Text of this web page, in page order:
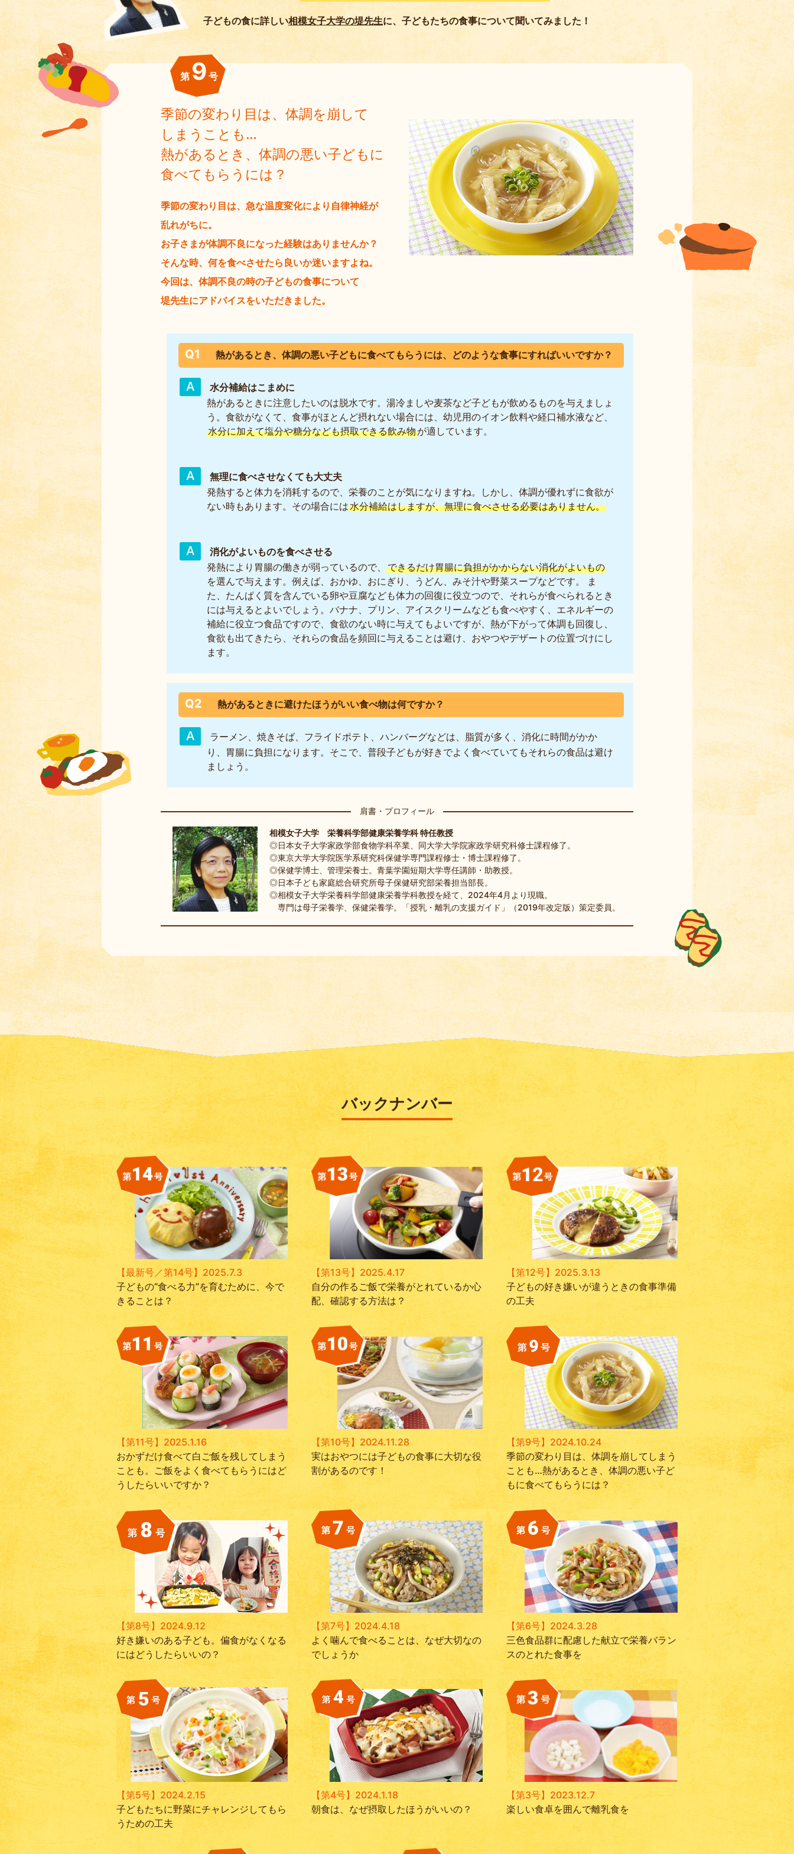
子どもの食に詳しい相模女子大学の堤先生に、子どもたちの食事について聞いてみました！
第 9 号
季節の変わり目は、体調を崩して
しまうことも…
熱があるとき、体調の悪い子どもに
食べてもらうには？
季節の変わり目は、急な温度変化により自律神経が
乱れがちに。
お子さまが体調不良になった経験はありませんか？
そんな時、何を食べさせたら良いか迷いますよね。
今回は、体調不良の時の子どもの食事について
堤先生にアドバイスをいただきました。
Q1 熱があるとき、体調の悪い子どもに食べてもらうには、どのような食事にすればいいですか？
水分補給はこまめに
熱があるときに注意したいのは脱水です。湯冷ましや麦茶など子どもが飲めるものを与えましょ
う。食欲がなくて、食事がほとんど摂れない場合には、幼児用のイオン飲料や経口補水液など、
水分に加えて塩分や糖分なども摂取できる飲み物が適しています。
無理に食べさせなくても大丈夫
発熱すると体力を消耗するので、栄養のことが気になりますね。しかし、体調が優れずに食欲が
ない時もあります。その場合には水分補給はしますが、無理に食べさせる必要はありません。
消化がよいものを食べさせる
発熱により胃腸の働きが弱っているので、 できるだけ胃腸に負担がかからない消化がよいもの
を選んで与えます。例えば、おかゆ、おにぎり、うどん、みそ汁や野菜スープなどです。 ま
た、たんぱく質を含んでいる卵や豆腐なども体力の回復に役立つので、それらが食べられるとき
には与えるとよいでしょう。バナナ、プリン、アイスクリームなども食べやすく、エネルギーの
補給に役立つ食品ですので、食欲のない時に与えてもよいですが、熱が下がって体調も回復し、
食欲も出てきたら、それらの食品を頻回に与えることは避け、おやつやデザートの位置づけにし
ます。
Q2 熱があるときに避けたほうがいい食べ物は何ですか？
ラーメン、焼きそば、フライドポテト、ハンバーグなどは、脂質が多く、消化に時間がかか
り、胃腸に負担になります。そこで、普段子どもが好きでよく食べていてもそれらの食品は避け
ましょう。
肩書・プロフィール
相模女子大学 栄養科学部健康栄養学科 特任教授
◎日本女子大学家政学部食物学科卒業、同大学大学院家政学研究科修士課程修了。
◎東京大学大学院医学系研究科保健学専門課程修士・博士課程修了。
◎保健学博士、管理栄養士。青葉学園短期大学専任講師・助教授。
◎日本子ども家庭総合研究所母子保健研究部栄養担当部長。
◎相模女子大学栄養科学部健康栄養学科教授を経て、2024年4月より現職。
専門は母子栄養学、保健栄養学。「授乳・離乳の支援ガイド」（2019年改定版）策定委員。
バックナンバー
【最新号／第14号】2025.7.3
子どもの“食べる力”を育むために、今で
きることは？
【第13号】2025.4.17
自分の作るご飯で栄養がとれているか心
配、確認する方法は？
【第12号】2025.3.13
子どもの好き嫌いが違うときの食事準備
の工夫
【第11号】2025.1.16
おかずだけ食べて白ご飯を残してしまう
ことも。ご飯をよく食べてもらうにはど
うしたらいいですか？
【第10号】2024.11.28
実はおやつには子どもの食事に大切な役
割があるのです！
【第9号】2024.10.24
季節の変わり目は、体調を崩してしまう
ことも…熱があるとき、体調の悪い子ど
もに食べてもらうには？
【第8号】2024.9.12
好き嫌いのある子ども。偏食がなくなる
にはどうしたらいいの？
【第7号】2024.4.18
よく噛んで食べることは、なぜ大切なの
でしょうか
【第6号】2024.3.28
三色食品群に配慮した献立で栄養バラン
スのとれた食事を
【第5号】2024.2.15
子どもたちに野菜にチャレンジしてもら
うための工夫
【第4号】2024.1.18
朝食は、なぜ摂取したほうがいいの？
【第3号】2023.12.7
楽しい食卓を囲んで離乳食を